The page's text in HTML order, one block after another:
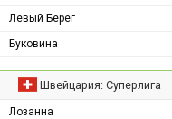
Левый Берег
Буковина
Швейцария: Суперлига
Лозанна